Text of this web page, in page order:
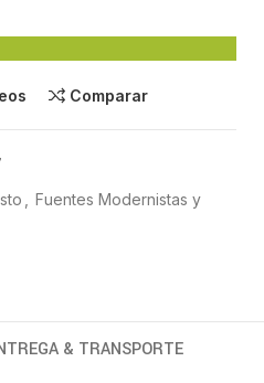
Comparar
Fuentes Modernistas y
& TRANSPORTE